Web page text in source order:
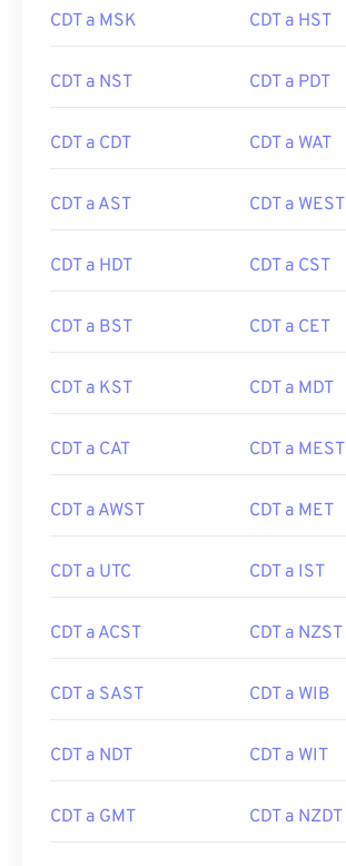
CDT a MSK CDT a HST
CDT a NST CDT a PDT
CDT a CDT CDT a WAT
CDT a AST CDT a WEST
CDT a HDT CDT a CST
CDT a BST CDT a CET
CDT a KST CDT a MDT
CDT a CAT CDT a MEST
CDT a AWST CDT a MET
CDT a UTC CDT a IST
CDT a ACST CDT a NZST
CDT a SAST CDT a WIB
CDT a NDT CDT a WIT
CDT a GMT CDT a NZDT